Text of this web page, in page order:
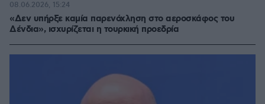
«Δεν υπήρξε καμία παρενόχληση στο αεροσκάφος του
Δένδια», ισχυρίζεται η τουρκική προεδρία
08.06.2026, 15:24